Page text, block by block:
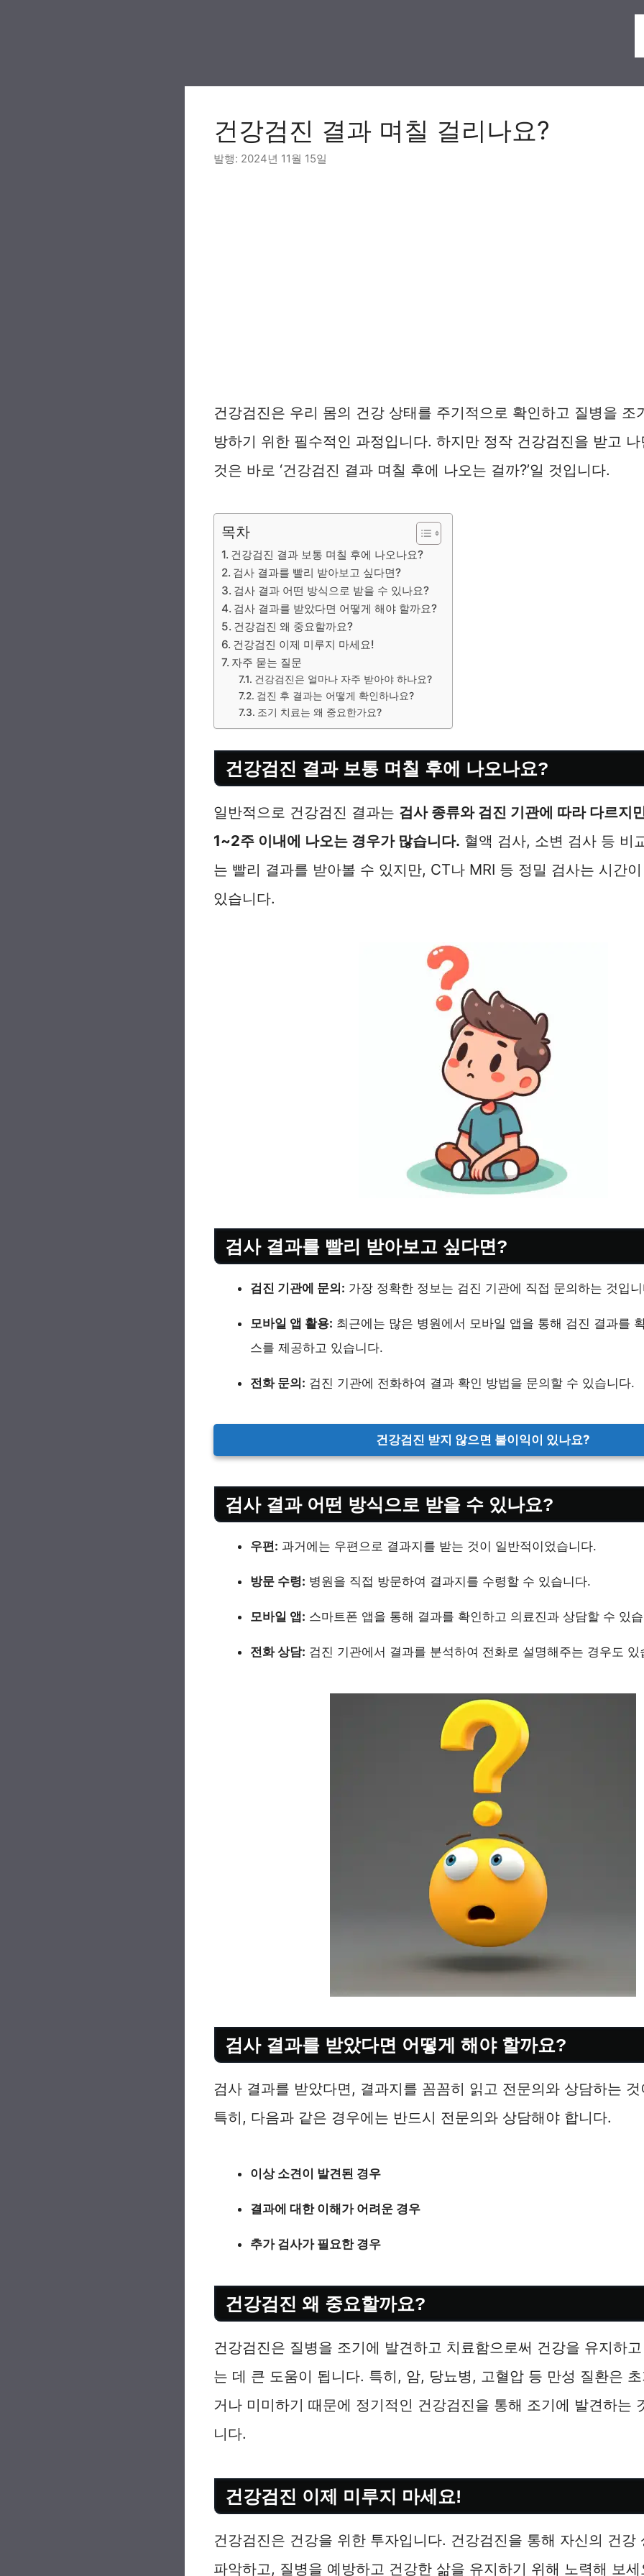
건강검진 결과 며칠 걸리나요?
2024년 11월 15일
건강검진은 우리 몸의 건강 상태를 주기적으로 확인하고 질병을 조
방하기 위한 필수적인 과정입니다. 하지만 정작 건강검진을 받고
것은 바로 ‘건강검진 결과 며칠 후에 나오는 걸까?’일 것입니다.
목차
건강검진 결과 보통 며칠 후에 나오나요?
검사 결과를 빨리 받아보고 싶다면?
검사 결과 어떤 방식으로 받을 수 있나요?
검사 결과를 받았다면 어떻게 해야 할까요?
건강검진 왜 중요할까요?
건강검진 이제 미루지 마세요!
자주 묻는 질문
건강검진은 얼마나 자주 받아야 하나요?
검진 후 결과는 어떻게 확인하나요?
조기 치료는 왜 중요한가요?
건강검진 결과 보통 며칠 후에 나오나요?
일반적으로 건강검진 결과는 검사 종류와 검진 기관에 따라 다르지
1~2주 이내에 나오는 경우가 많습니다. 혈액 검사, 소변 검사 등 비
는 빨리 결과를 받아볼 수 있지만, CT나 MRI 등 정밀 검사는 시간
있습니다.
검사 결과를 빨리 받아보고 싶다면?
검진 기관에 문의: 가장 정확한 정보는 검진 기관에 직접 문의하는 것입
모바일 앱 활용: 최근에는 많은 병원에서 모바일 앱을 통해 검진 결과를
스를 제공하고 있습니다.
전화 문의: 검진 기관에 전화하여 결과 확인 방법을 문의할 수 있습니다.
건강검진 받지 않으면 불이익이 있나요?
검사 결과 어떤 방식으로 받을 수 있나요?
우편: 과거에는 우편으로 결과지를 받는 것이 일반적이었습니다.
방문 수령: 병원을 직접 방문하여 결과지를 수령할 수 있습니다.
모바일 앱: 스마트폰 앱을 통해 결과를 확인하고 의료진과 상담할 수 있
전화 상담: 검진 기관에서 결과를 분석하여 전화로 설명해주는 경우도 있
검사 결과를 받았다면 어떻게 해야 할까요?
검사 결과를 받았다면, 결과지를 꼼꼼히 읽고 전문의와 상담하는
특히, 다음과 같은 경우에는 반드시 전문의와 상담해야 합니다.
이상 소견이 발견된 경우
결과에 대한 이해가 어려운 경우
추가 검사가 필요한 경우
건강검진 왜 중요할까요?
건강검진은 질병을 조기에 발견하고 치료함으로써 건강을 유지하
는 데 큰 도움이 됩니다. 특히, 암, 당뇨병, 고혈압 등 만성 질환은
거나 미미하기 때문에 정기적인 건강검진을 통해 조기에 발견하는
니다.
건강검진 이제 미루지 마세요!
건강검진은 건강을 위한 투자입니다. 건강검진을 통해 자신의 건강
파악하고, 질병을 예방하고 건강한 삶을 유지하기 위해 노력해 보세